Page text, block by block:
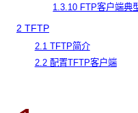
1.3.10 FTP客户端典
2 TFTP
2.1 TFTP简介
2.2 配置TFTP客户端